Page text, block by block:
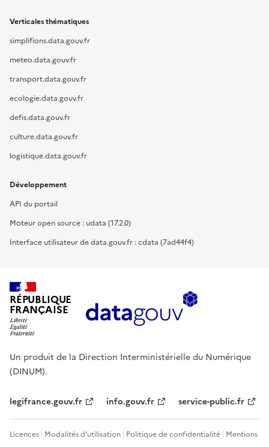
Verticales thématiques
simplifions.data.gouv.fr
meteo.data.gouv.fr
transport.data.gouv.fr
ecologie.data.gouv.fr
defis.data.gouv.fr
culture.data.gouv.fr
logistique.data.gouv.fr
Développement
API du portail
Moteur open source : udata (17.2.0)
Interface utilisateur de data.gouv.fr : cdata (7ad44f4)
RÉPUBLIQUE
FRANÇAISE
Un produit de la Direction Interministérielle du Numérique
(DINUM).
legifrance.gouv.fr info.gouv.fr service-public.fr
Licences Modalités d'utilisation Politique de confidentialité Mentions